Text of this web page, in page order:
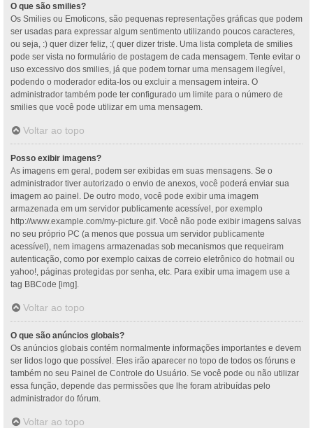
O que são smilies?
Os Smilies ou Emoticons, são pequenas representações gráficas que podem
ser usadas para expressar algum sentimento utilizando poucos caracteres,
ou seja, :) quer dizer feliz, :( quer dizer triste. Uma lista completa de smilies
pode ser vista no formulário de postagem de cada mensagem. Tente evitar o
uso excessivo dos smilies, já que podem tornar uma mensagem ilegível,
podendo o moderador edita-los ou excluir a mensagem inteira. O
administrador também pode ter configurado um limite para o número de
smilies que você pode utilizar em uma mensagem.
Voltar ao topo
Posso exibir imagens?
As imagens em geral, podem ser exibidas em suas mensagens. Se o
administrador tiver autorizado o envio de anexos, você poderá enviar sua
imagem ao painel. De outro modo, você pode exibir uma imagem
armazenada em um servidor publicamente acessível, por exemplo
http://www.example.com/my-picture.gif. Você não pode exibir imagens salvas
no seu próprio PC (a menos que possua um servidor publicamente
acessível), nem imagens armazenadas sob mecanismos que requeiram
autenticação, como por exemplo caixas de correio eletrônico do hotmail ou
yahoo!, páginas protegidas por senha, etc. Para exibir uma imagem use a
tag BBCode [img].
Voltar ao topo
O que são anúncios globais?
Os anúncios globais contém normalmente informações importantes e devem
ser lidos logo que possível. Eles irão aparecer no topo de todos os fóruns e
também no seu Painel de Controle do Usuário. Se você pode ou não utilizar
essa função, depende das permissões que lhe foram atribuídas pelo
administrador do fórum.
Voltar ao topo